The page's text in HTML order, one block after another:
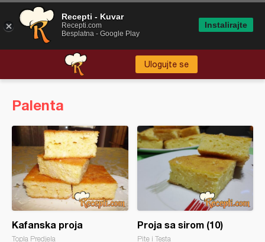
Ulogujte se
Palenta
Kafanska proja
Topla Predjela
Proja sa sirom (10)
Pite i Testa
Recepti - Kuvar
Recepti.com
Besplatna - Google Play
Instalirajte